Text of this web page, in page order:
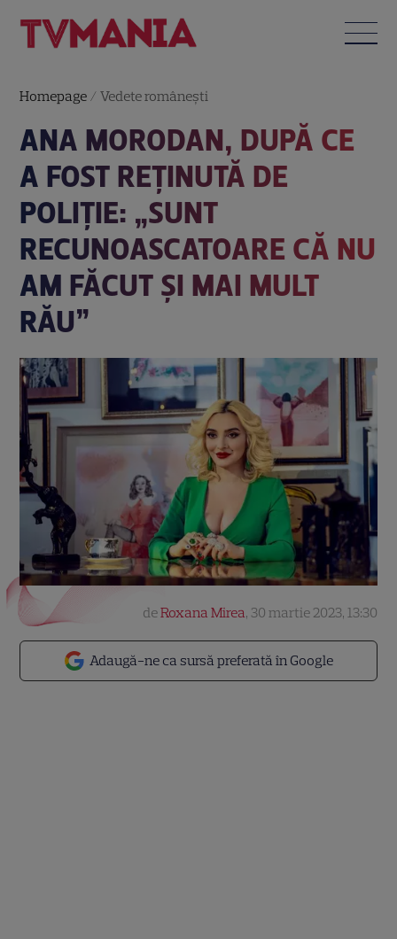
Homepage /Vedete româneşti
ANA MORODAN, DUPĂ CE
A FOST REȚINUTĂ DE
POLIȚIE: „SUNT
RECUNOASCATOARE CĂ NU
AM FĂCUT ȘI MAI MULT
RĂU”
Adaugă-ne ca sursă preferată în Google
deRoxana Mirea, 30 martie 2023, 13:30